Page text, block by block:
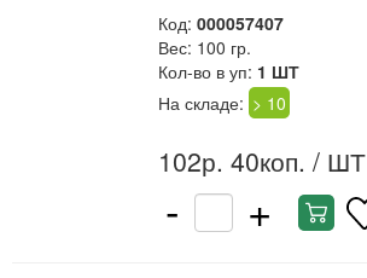
Код: 000057407
Вес: 100 гр.
Кол-во в уп: 1 ШТ
На складе: > 10
102р. 40коп. / ШТ
- +